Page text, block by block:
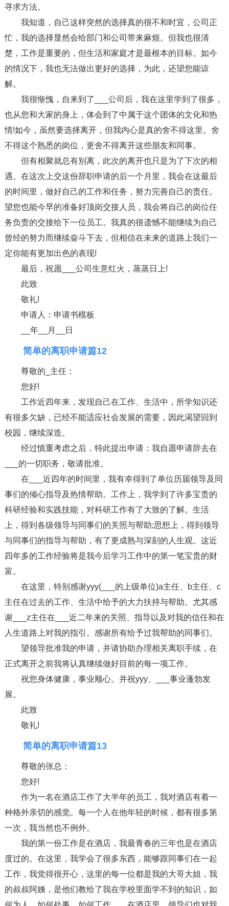
寻求方法。
我知道，自己这样突然的选择真的很不和时宜，公司正
忙，我的选择显然会给部门和公司带来麻烦。但我也很清
楚，工作是重要的，但生活和家庭才是最根本的目标。如今
的情况下，我也无法做出更好的选择，为此，还望您能谅
解。
我很惭愧，自来到了___公司后，我在这里学到了很多，
也从您和大家的身上，体会到了中属于这个团体的文化和热
情!如今，虽然要选择离开，但我内心是真的舍不得这里。舍
不得这个熟悉的岗位，更舍不得离开这些朋友和同事。
但有相聚就总有别离，此次的离开也只是为了下次的相
遇。在这次上交这份辞职申请的后一个月里，我会在这最后
的时间里，做好自己的工作和任务，努力完善自己的责任。
望您也能今早的准备好顶岗交接人员，我会将自己的岗位任
务负责的交接给下一位员工。我真的很遗憾不能继续为自己
曾经的努力而继续奋斗下去，但相信在未来的道路上我们一
定你能有更加出色的表现!
最后，祝愿___公司生意红火，蒸蒸日上!
此致
敬礼!
申请人：申请书模板
__年__月__日
简单的离职申请篇12
尊敬的_主任：
您好!
工作近四年来，发现自己在工作、生活中，所学知识还
有很多欠缺，已经不能适应社会发展的需要，因此渴望回到
校园，继续深造。
经过慎重考虑之后，特此提出申请：我自愿申请辞去在
___的一切职务，敬请批准。
在___近四年的时间里，我有幸得到了单位历届领导及同
事们的倾心指导及热情帮助。工作上，我学到了许多宝贵的
科研经验和实践技能，对科研工作有了大致的了解。生活
上，得到各级领导与同事们的关照与帮助;思想上，得到领导
与同事们的指导与帮助，有了更成熟与深刻的人生观。这近
四年多的工作经验将是我今后学习工作中的第一笔宝贵的财
富。
在这里，特别感谢yyy(___的上级单位)a主任、b主任、c
主任在过去的工作、生活中给予的大力扶持与帮助。尤其感
谢___z主任在___近二年来的关照、指导以及对我的信任和在
人生道路上对我的指引。感谢所有给予过我帮助的同事们。
望领导批准我的申请，并请协助办理相关离职手续，在
正式离开之前我将认真继续做好目前的每一项工作。
祝您身体健康，事业顺心。并祝yyy、___事业蓬勃发
展。
此致
敬礼!
简单的离职申请篇13
尊敬的张总：
您好!
作为一名在酒店工作了大半年的员工，我对酒店有着一
种格外亲切的感觉。每一个人在他年轻的时候，都有很多第
一次，我当然也不例外。
我的第一份工作是在酒店，我最青春的三年也是在酒店
度过的。在这里，我学会了很多东西，能够跟同事们在一起
工作，我觉得很开心，这里的每一位都是我的大哥大姐，我
的叔叔阿姨，是他们教给了我在学校里面学不到的知识，如